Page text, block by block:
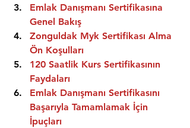
Emlak Danışmanı Sertifikasına
Genel Bakış
Zonguldak Myk Sertifikası Alma
Ön Koşulları
120 Saatlik Kurs Sertifikasının
Faydaları
Emlak Danışmanı Sertifikasını
Başarıyla Tamamlamak İçin
İpuçları